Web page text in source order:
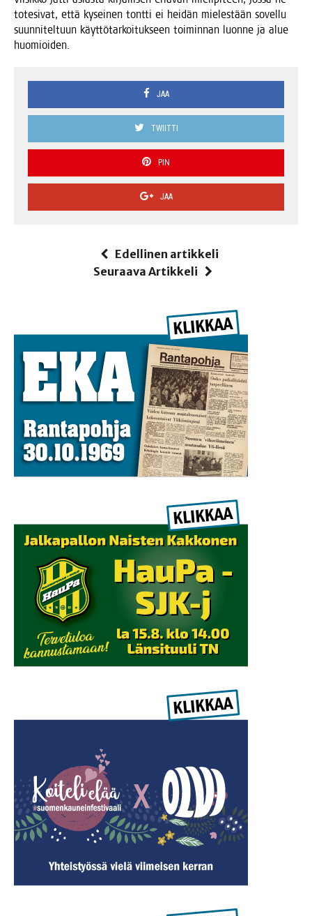
tote­si­vat, että kysei­nen tont­ti ei hei­dän mie­les­tään sovel­lu
suun­ni­tel­tuun käyt­tö­tar­koi­tuk­seen toi­min­nan luon­ne ja alue
huomioiden.
JAA
TWIITTI
PIN
JAA
Edellinen artikkeli
Seuraava Artikkeli